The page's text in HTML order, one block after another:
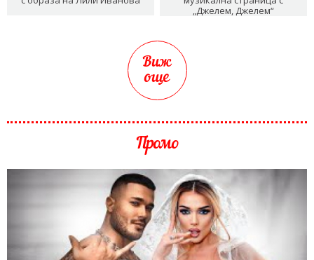
„Джелем, Джелем“
Виж
още
Промо